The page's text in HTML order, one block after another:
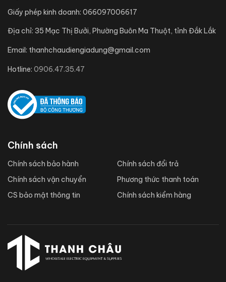
Giấy phép kinh doanh: 066097006617
Địa chỉ: 35 Mạc Thị Bưởi, Phường Buôn Ma Thuột, tỉnh Đắk Lắk
Email: thanhchaudiengiadung@gmail.com
Hotline: 0906.47.35.47
Chính sách
Chính sách bảo hành
Chính sách vận chuyển
CS bảo mật thông tin
Chính sách đổi trả
Phương thức thanh toán
Chính sách kiểm hàng